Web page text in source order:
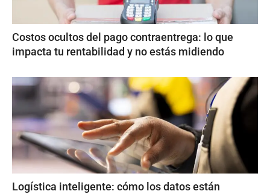
Costos ocultos del pago contraentrega: lo que
impacta tu rentabilidad y no estás midiendo
Logística inteligente: cómo los datos están